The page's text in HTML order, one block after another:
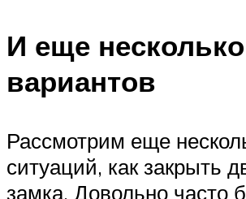
И еще несколько
вариантов
Рассмотрим еще
ситуаций, как закрыть
замка. Довольно часто